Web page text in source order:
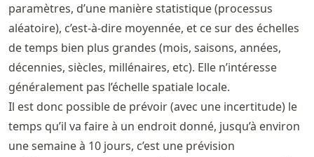
paramètres, d’une manière statistique (processus
aléatoire), c’est-à-dire moyennée, et ce sur des échelles
de temps bien plus grandes (mois, saisons, années,
décennies, siècles, millénaires, etc). Elle n’intéresse
généralement pas l’échelle spatiale locale.
Il est donc possible de prévoir (avec une incertitude) le
temps qu’il va faire à un endroit donné, jusqu’à environ
une semaine à 10 jours, c’est une prévision